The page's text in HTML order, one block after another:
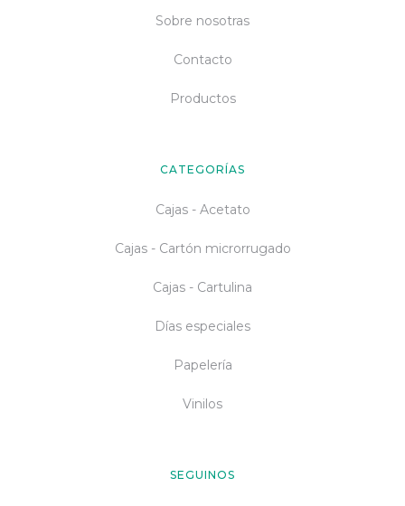
Sobre nosotras
Contacto
Productos
CATEGORÍAS
Cajas - Acetato
Cajas - Cartón microrrugado
Cajas - Cartulina
Días especiales
Papelería
Vinilos
SEGUINOS